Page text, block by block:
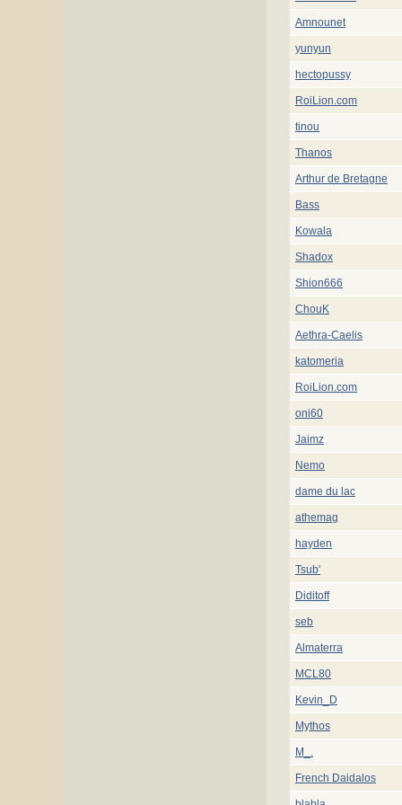
Amnounet
yunyun
hectopussy
RoiLion.com
tinou
Thanos
Arthur de Bretagne
Bass
Kowala
Shadox
Shion666
ChouK
Aethra-Caelis
katomeria
RoiLion.com
oni60
Jaimz
Nemo
dame du lac
athemag
hayden
Tsub'
Diditoff
seb
Almaterra
MCL80
Kevin_D
Mythos
M_.
French Daidalos